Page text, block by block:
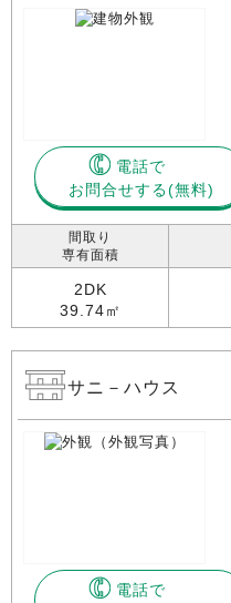
電話で
お問合せする
間取り
専有面積
2DK
39.74㎡
サニ－ハウス
電話で